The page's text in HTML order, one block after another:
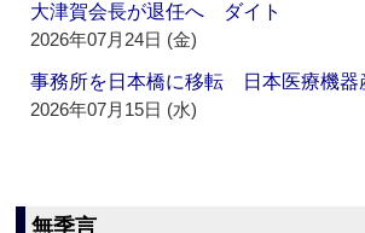
大津賀会長が退任へ ダイト
2026年07月24日 (金)
事務所を日本橋に移転 日本医療機器
2026年07月15日 (水)
無季言